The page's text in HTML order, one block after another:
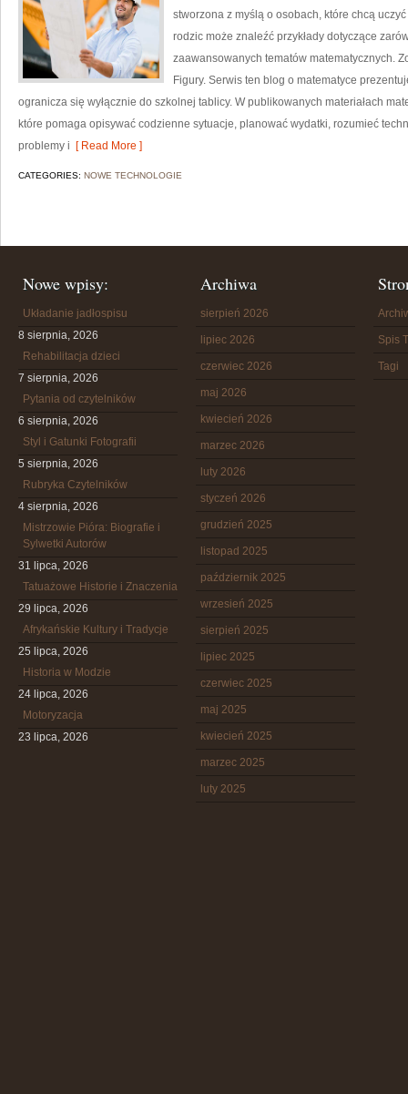
stworzona z myślą o osobach, które chcą
rodzic może znaleźć przykłady dotyczące
zaawansowanych tematów matematycznych.
Figury. Serwis ten blog o matematyce
ogranicza się wyłącznie do szkolnej tablicy. W publikowanych materiałach
które pomaga opisywać codzienne sytuacje, planować wydatki, rozumieć
problemy i [ Read More ]
CATEGORIES: NOWE TECHNOLOGIE
Nowe wpisy:
Układanie jadłospisu
8 sierpnia, 2026
Rehabilitacja dzieci
7 sierpnia, 2026
Pytania od czytelników
6 sierpnia, 2026
Styl i Gatunki Fotografii
5 sierpnia, 2026
Rubryka Czytelników
4 sierpnia, 2026
Mistrzowie Pióra: Biografie i
Sylwetki Autorów
31 lipca, 2026
Tatuażowe Historie i Znaczenia
29 lipca, 2026
Afrykańskie Kultury i Tradycje
25 lipca, 2026
Historia w Modzie
24 lipca, 2026
Motoryzacja
23 lipca, 2026
Archiwa
sierpień 2026
lipiec 2026
czerwiec 2026
maj 2026
kwiecień 2026
marzec 2026
luty 2026
styczeń 2026
grudzień 2025
listopad 2025
październik 2025
wrzesień 2025
sierpień 2025
lipiec 2025
czerwiec 2025
maj 2025
kwiecień 2025
marzec 2025
luty 2025
Spis
Tagi